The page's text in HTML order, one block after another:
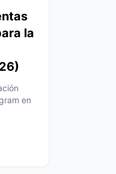
la
en